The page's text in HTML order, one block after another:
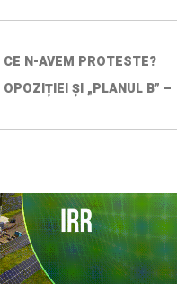
N-AVEM PROTESTE?
ȘI „PLANUL B” –